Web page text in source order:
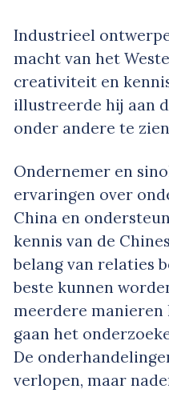
Industrieel
macht van het
creativiteit en
illustreerde hij aan
onder andere te
Ondernemer en
ervaringen over
China en
kennis van de
belang van relaties
beste kunnen
meerdere manieren
gaan het
De
verlopen, maar